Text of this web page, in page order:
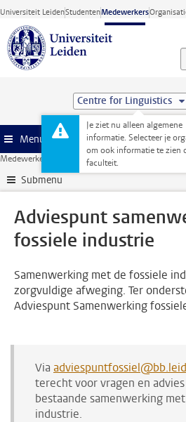
Ga direct naar de inhoud
Universiteit LeidenStudentenMedewerkers
Centre for Linguistics
Je ziet nu alleen algemene
informatie. Selecteer je
om ook informatie te zien
faculteit.
Menu
Medewerkerswebsite ... Adviespunt
Submenu
Adviespunt
fossiele industrie
Samenwerking met de fossiele
zorgvuldige afweging. Ter
Adviespunt Samenwerking
Via
terecht voor vragen en
bestaande samenwerking
industrie.